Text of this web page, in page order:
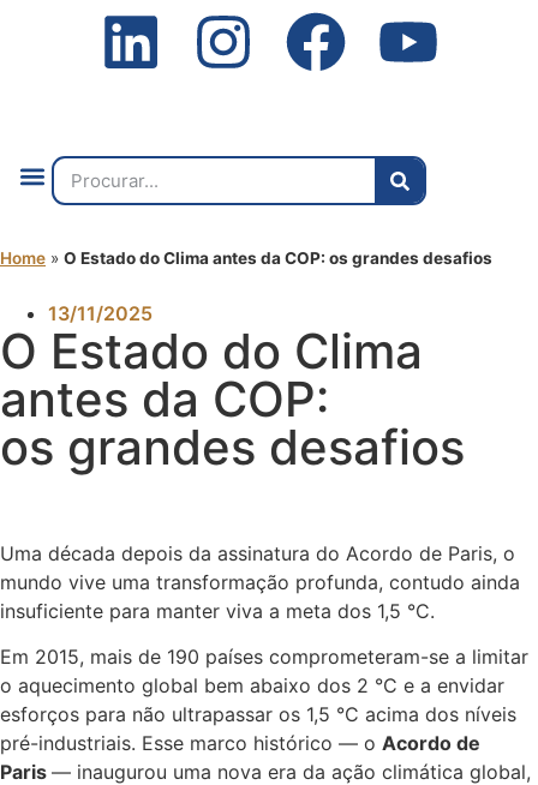
Home » O Estado do Clima antes da COP: os grandes desafios
13/11/2025
O Estado do Clima
antes da COP:
os grandes desafios
Uma década depois da assinatura do Acordo de Paris, o
mundo vive uma transformação profunda, contudo ainda
insuficiente para manter viva a meta dos 1,5 °C.
Em 2015, mais de 190 países comprometeram-se a limitar
o aquecimento global bem abaixo dos 2 °C e a envidar
esforços para não ultrapassar os 1,5 °C acima dos níveis
pré-industriais. Esse marco histórico — o Acordo de
Paris — inaugurou uma nova era da ação climática global,